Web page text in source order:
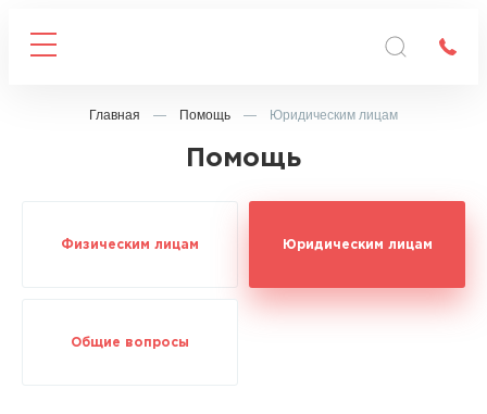
Главная — Помощь — Юридическим лицам
Помощь
Физическим лицам Юридическим лицам
Общие вопросы